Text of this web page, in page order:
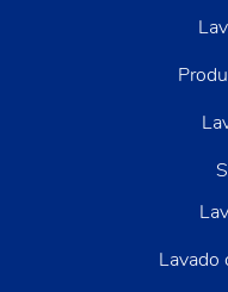
Lavado